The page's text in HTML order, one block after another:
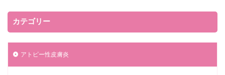
カテゴリー
アトピー性皮膚炎